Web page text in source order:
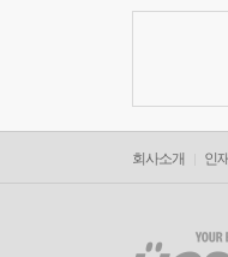
회사소개 인